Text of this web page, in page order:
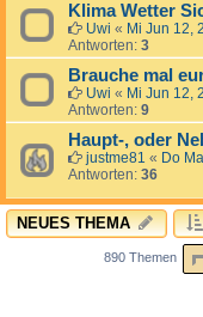
Klima Wetter
Uwi « Mi Jun 12,
Antworten: 3
Brauche mal
Uwi « Mi Jun 12,
Antworten: 9
Haupt-, oder
justme81 « Do
Antworten: 36
NEUES THEMA
890 Themen